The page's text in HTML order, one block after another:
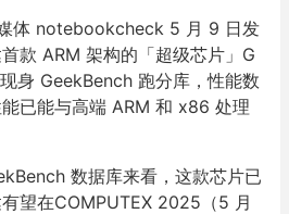
体 notebookcheck 5 月 9 日发
款 ARM 架构的「超级芯片」G
身 GeekBench 跑分库，性能数
已能与高端 ARM 和 x86 处理
数据库来看，这款芯片已
望在COMPUTEX 2025（5 月